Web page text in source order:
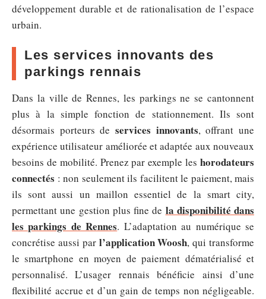
développement durable et de rationalisation de l’espace
urbain.
Les services innovants des
parkings rennais
Dans la ville de Rennes, les parkings ne se cantonnent
plus à la simple fonction de stationnement. Ils sont
désormais porteurs de services innovants, offrant une
expérience utilisateur améliorée et adaptée aux nouveaux
besoins de mobilité. Prenez par exemple les horodateurs
connectés : non seulement ils facilitent le paiement, mais
ils sont aussi un maillon essentiel de la smart city,
permettant une gestion plus fine de la disponibilité dans
les parkings de Rennes. L’adaptation au numérique se
concrétise aussi par l’application Woosh, qui transforme
le smartphone en moyen de paiement dématérialisé et
personnalisé. L’usager rennais bénéficie ainsi d’une
flexibilité accrue et d’un gain de temps non négligeable.